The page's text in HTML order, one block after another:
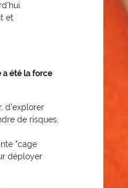
et
a été la force
d'explorer
de risques,
"cage
déployer